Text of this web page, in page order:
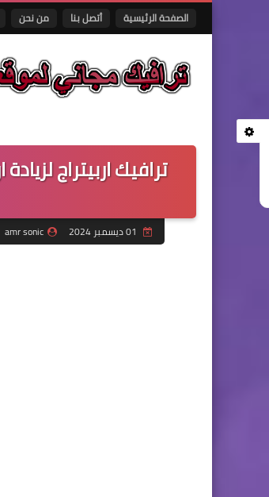
الصفحة الرئيسية أتصل بنا من نحن
amr sonic